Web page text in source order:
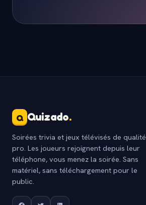
Q Quizado.
Soirées trivia et jeux télévisés de qualité
pro. Les joueurs rejoignent depuis leur
téléphone, vous menez la soirée. Sans
matériel, sans téléchargement pour le
public.